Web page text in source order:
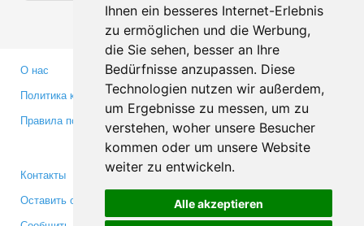
Ihnen ein besseres Internet-Erlebnis
zu ermöglichen und die Werbung,
die Sie sehen, besser an Ihre
Bedürfnisse anzupassen. Diese
Technologien nutzen wir außerdem,
um Ergebnisse zu messen, um zu
verstehen, woher unsere Besucher
kommen oder um unsere Website
weiter zu entwickeln.
Alle akzeptieren
О нас
Политика конфиденциальности
Правила пользования
Партнерам
Инвесторам
Медиа
Контакты
Оставить отзыв
Facebook
Twitter